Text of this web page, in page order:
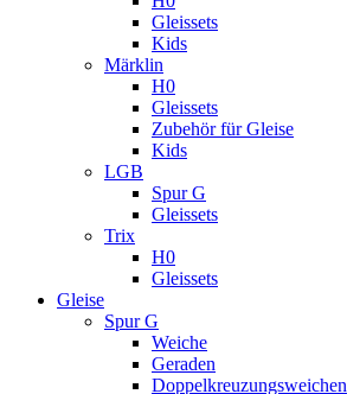
Gleissets
Kids
Märklin
H0
Gleissets
Zubehör für Gleise
Kids
LGB
Spur G
Gleissets
Trix
H0
Gleissets
Gleise
Spur G
Weiche
Geraden
Doppelkreuzungsweichen